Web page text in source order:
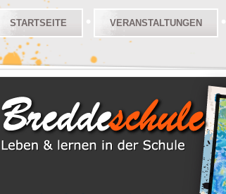
STARTSEITE VERANSTALTUNGEN